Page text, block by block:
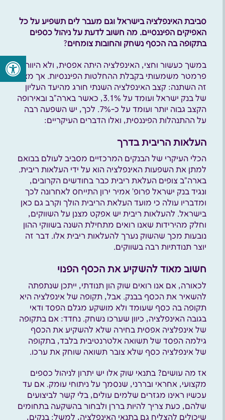
סביבת האינפלציה בישראל וגם מעבר לים תשפיע על כל
האפיקים הפיננסיים. מה חשוב לדעת על ניהול כספים
בתקופה בה הכסף נשחק והחובות צומחים?
במשך כעשור וחצי, האינפלציה היתה אפסית, ולא היוותה
פרמטר משמעותי בקבלת ההחלטות הפיננסיות. אך מצב
זה השתנה: קצב האינפלציה השנתי חורג מהיעד העליון
של בנק ישראל ועומד על 3.1%, כאשר בארה”ב ובאירופה
הקצב גבוה יותר ועומד על כ-7%. לכך, יש השפעה רבה
על ההתנהלות הפיננסית, ואלו הדברים העיקריים:
העלאות הריבית בדרך
הכלי העיקרי של הבנקים המרכזיים מסביב לעולם בבואם
למתן את השפעות האינפלציה הוא על ידי העלאות ריבית.
בארה”ב צופים העלאת ריבית כבר בחודשים הקרובים,
ונגיד בנק ישראל פרופ’ אמיר ירון התייחס לאחרונה לכך
ומדבריו עולה כי מועד העלאת הריבית הולך וקרב גם כאן
בישראל. להעלאות ריבית יש אפקט מצנן על השווקים,
וחלק מהירידות שאנו רואים מתחילת השנה בשווקי ההון
נובעות מכך שהשוק נערך להעלאות ריבית אלו. דבר זה
יוצר תנודתיות רבה בשווקים.
חשוב מאוד להשקיע את הכסף הפנוי
לכאורה, אם אנו רואים שוק הון תנודתי, ייתכן שנתפתה
להשאיר את הכסף בבנק. אבל, תקופה של אינפלציה היא
תקופה בה כסף שעומד ולא מושקע מגלם הפסד ודאי
בגובה האינפלציה, כיוון שערכו נשחק. נחדד: אם בתקופה
של אינפלציה אפסית בחירה שלא להשקיע את הכסף
גילמה הפסד של תשואה אלטרנטיבית בלבד, בתקופה
של אינפלציה כסף שלא צובר תשואה שוחק את ערכו.
אז מה עושים? בתנאי שוק אלו יש יתרון לניהול כספים
מקצועי, אחראי ובררני, שנסמך על ניתוחי עומק. אם עד
עכשיו ראינו מגזרים שלמים עולים, בלי קשר לביצועים
שלהם, כעת צריך להיות בררן ולבחור בהשקעה בתחומים
שיכולים להצליח גם בתנאי האינפלציה, למשל: בנקים,